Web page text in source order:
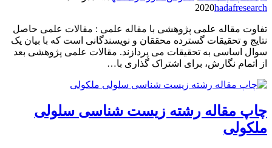
2020hadafresearch
تفاوت مقاله علمی پژوهشی با مقاله علمی : مقالات علمی حاصل
نتایج و تحقیقات گسترده محققان و نویسندگانی است که با بیان یک
سوال اساسی به تحقیقات می پردازند. مقالات علمی پژوهشی بعد
از اتمام نگارش، برای اشتراک گذاری با…
چاپ مقاله رشته زیست شناسی سلولی
ملکولی